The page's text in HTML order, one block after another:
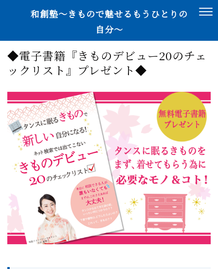
和創塾〜きもので魅せるもうひとりの
自分〜
◆電子書籍『きものデビュー20のチェ
ックリスト』プレゼント◆